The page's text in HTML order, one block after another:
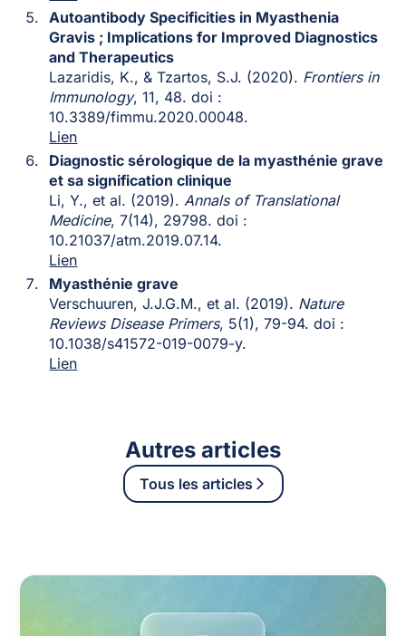
Autoantibody Specificities in Myasthenia
Gravis ; Implications for Improved Diagnostics
and Therapeutics
Lazaridis, K., & Tzartos, S.J. (2020). Frontiers in
Immunology, 11, 48. doi :
10.3389/fimmu.2020.00048.
Lien
Diagnostic sérologique de la myasthénie grave
et sa signification clinique
Li, Y., et al. (2019).Annals of Translational
Medicine, 7(14), 29798. doi :
10.21037/atm.2019.07.14.
Lien
Myasthénie grave
Verschuuren, J.J.G.M., et al. (2019). Nature
Reviews Disease Primers, 5(1), 79-94. doi :
10.1038/s41572-019-0079-y.
Lien
Autres articles
Tous les articles